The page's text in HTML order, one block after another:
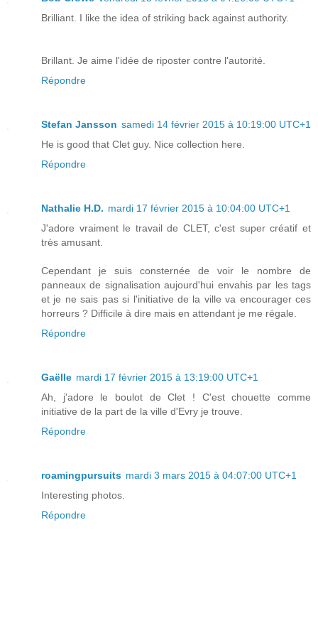
Brilliant. I like the idea of striking back against authority.
Brillant. Je aime l'idée de riposter contre l'autorité.
Répondre
Stefan Jansson samedi 14 février 2015 à 10:19:00 UTC+1
He is good that Clet guy. Nice collection here.
Répondre
Nathalie H.D. mardi 17 février 2015 à 10:04:00 UTC+1
J'adore vraiment le travail de CLET, c'est super créatif et
très amusant.
Cependant je suis consternée de voir le nombre de
panneaux de signalisation aujourd'hui envahis par les tags
et je ne sais pas si l'initiative de la ville va encourager ces
horreurs ? Difficile à dire mais en attendant je me régale.
Répondre
Gaëlle mardi 17 février 2015 à 13:19:00 UTC+1
Ah, j'adore le boulot de Clet ! C'est chouette comme
initiative de la part de la ville d'Evry je trouve.
Répondre
roamingpursuits mardi 3 mars 2015 à 04:07:00 UTC+1
Interesting photos.
Répondre